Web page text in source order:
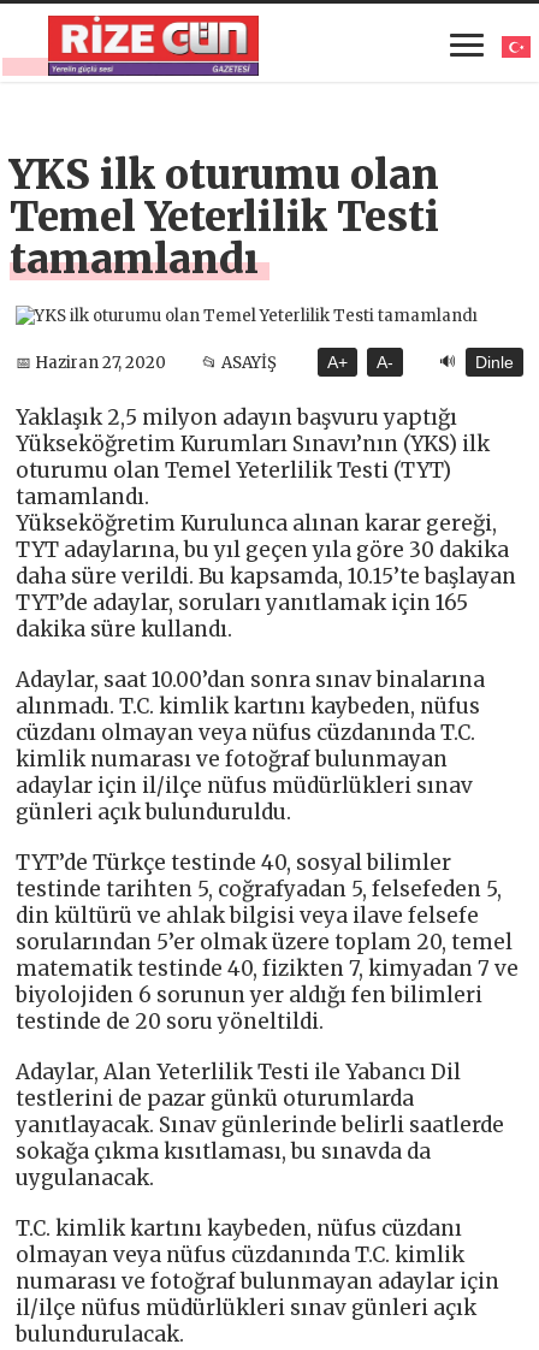
YKS ilk oturumu olan
Temel Yeterlilik Testi
tamamlandı
📅 Haziran 27, 2020 📂 ASAYİŞ A+ A- 🔊 Dinle
Yaklaşık 2,5 milyon adayın başvuru yaptığı
Yükseköğretim Kurumları Sınavı’nın (YKS) ilk
oturumu olan Temel Yeterlilik Testi (TYT)
tamamlandı.
Yükseköğretim Kurulunca alınan karar gereği,
TYT adaylarına, bu yıl geçen yıla göre 30 dakika
daha süre verildi. Bu kapsamda, 10.15’te başlayan
TYT’de adaylar, soruları yanıtlamak için 165
dakika süre kullandı.
Adaylar, saat 10.00’dan sonra sınav binalarına
alınmadı. T.C. kimlik kartını kaybeden, nüfus
cüzdanı olmayan veya nüfus cüzdanında T.C.
kimlik numarası ve fotoğraf bulunmayan
adaylar için il/ilçe nüfus müdürlükleri sınav
günleri açık bulunduruldu.
TYT’de Türkçe testinde 40, sosyal bilimler
testinde tarihten 5, coğrafyadan 5, felsefeden 5,
din kültürü ve ahlak bilgisi veya ilave felsefe
sorularından 5’er olmak üzere toplam 20, temel
matematik testinde 40, fizikten 7, kimyadan 7 ve
biyolojiden 6 sorunun yer aldığı fen bilimleri
testinde de 20 soru yöneltildi.
Adaylar, Alan Yeterlilik Testi ile Yabancı Dil
testlerini de pazar günkü oturumlarda
yanıtlayacak. Sınav günlerinde belirli saatlerde
sokağa çıkma kısıtlaması, bu sınavda da
uygulanacak.
T.C. kimlik kartını kaybeden, nüfus cüzdanı
olmayan veya nüfus cüzdanında T.C. kimlik
numarası ve fotoğraf bulunmayan adaylar için
il/ilçe nüfus müdürlükleri sınav günleri açık
bulundurulacak.